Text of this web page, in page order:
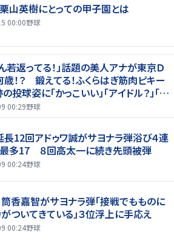
山英樹にとっての甲子園とは
00:00野球
若返ってる！」話題の美人アナが東京Ｄ
！？ 鍛えてる！ふくらはぎ筋肉ピキー
球姿に「かっこいい」「アイドル？」「女
00:29野球
長12回アドゥワ誠がサヨナラ弾浴び４連
最多17 ８回高太一に続き先頭被弾
00:24野球
筒香嘉智がサヨナラ弾「接戦でもものに
ついてきている」３位浮上に手応え
00:24野球